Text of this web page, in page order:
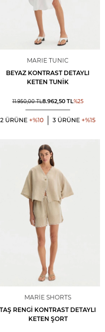
MARIE TUNIC
BEYAZ KONTRAST DETAYLI
KETEN TUNIK
11.950,00TL8.962,50TL%25
MARIE SHORTS
TAŞ RENGI KONTRAST DETAYLI
KETEN ŞORT